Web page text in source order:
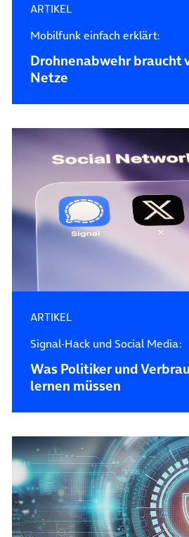
ARTIKEL
Mobilfunk einfach erklärt:
Drohnenabwehr braucht
Netze
ARTIKEL
Signal-Hack und Social Media:
Was Politiker und
lernen müssen